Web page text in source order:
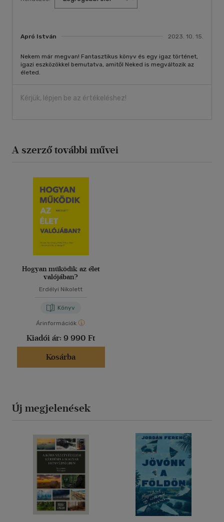
Apró István 2023. 10. 15.
Nekem már megvan! Fantasztikus könyv és egy igaz történet,
igazi eszközökkel bemutatva, amitől Neked is megváltozik az
életed.
Kérjük, lépjen be az értékeléshez!
A szerző további művei
Hogyan működik az élet
valójában?
Erdélyi Nikolett
Könyv
Árinformációk
Kiadói ár: 9 990 Ft
Kosárba
Új megjelenések